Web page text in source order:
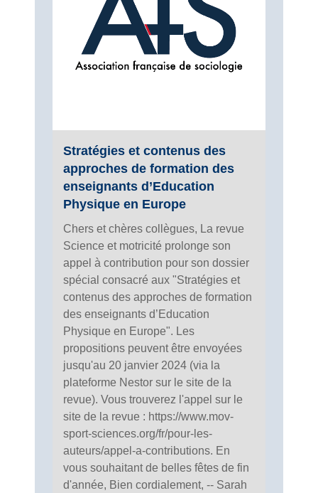
Stratégies et contenus des
approches de formation des
enseignants d’Education
Physique en Europe
Chers et chères collègues, La revue
Science et motricité prolonge son
appel à contribution pour son dossier
spécial consacré aux "Stratégies et
contenus des approches de formation
des enseignants d’Education
Physique en Europe". Les
propositions peuvent être envoyées
jusqu'au 20 janvier 2024 (via la
plateforme Nestor sur le site de la
revue). Vous trouverez l'appel sur le
site de la revue : https://www.mov-
sport-sciences.org/fr/pour-les-
auteurs/appel-a-contributions. En
vous souhaitant de belles fêtes de fin
d'année, Bien cordialement, -- Sarah